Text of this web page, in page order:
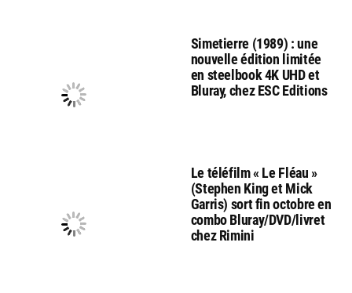
Simetierre (1989) : une
nouvelle édition limitée
en steelbook 4K UHD et
Bluray, chez ESC Editions
Le téléfilm « Le Fléau »
(Stephen King et Mick
Garris) sort fin octobre en
combo Bluray/DVD/livret
chez Rimini